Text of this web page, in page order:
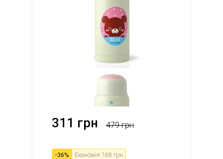
311 грн 479 грн
-36% Економія 168 грн